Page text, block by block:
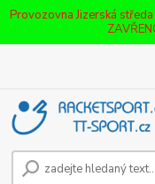
Provozovna Jizerská